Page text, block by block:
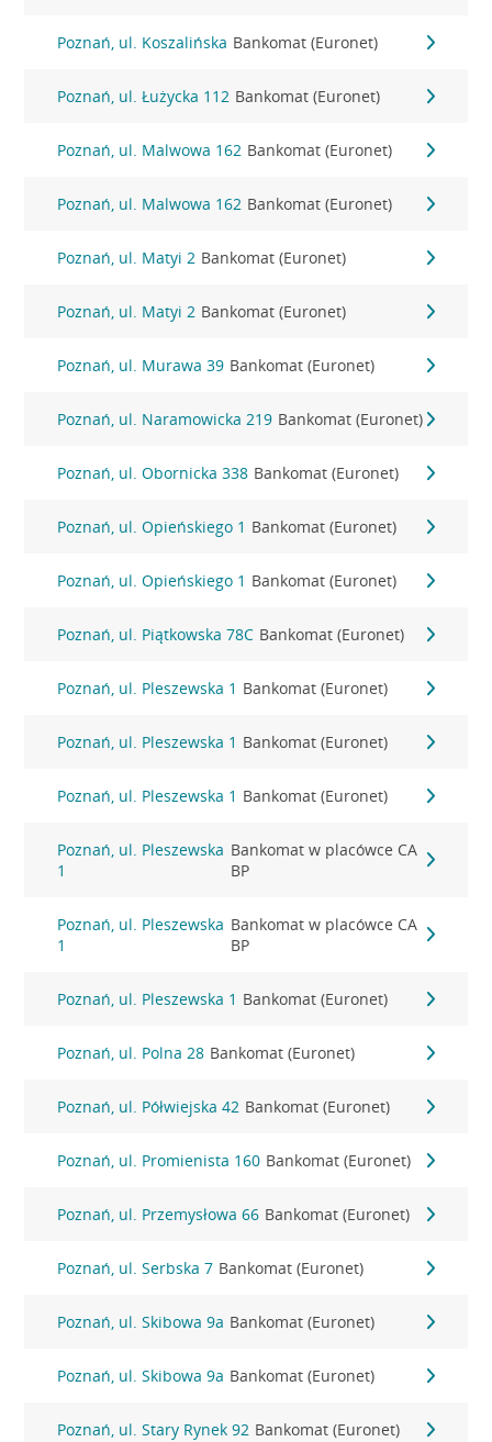
Poznań, ul. Koszalińska Bankomat (Euronet)
Poznań, ul. Łużycka 112 Bankomat (Euronet)
Poznań, ul. Malwowa 162 Bankomat (Euronet)
Poznań, ul. Malwowa 162 Bankomat (Euronet)
Poznań, ul. Matyi 2 Bankomat (Euronet)
Poznań, ul. Matyi 2 Bankomat (Euronet)
Poznań, ul. Murawa 39 Bankomat (Euronet)
Poznań, ul. Naramowicka 219 Bankomat (Euronet)
Poznań, ul. Obornicka 338 Bankomat (Euronet)
Poznań, ul. Opieńskiego 1 Bankomat (Euronet)
Poznań, ul. Opieńskiego 1 Bankomat (Euronet)
Poznań, ul. Piątkowska 78C Bankomat (Euronet)
Poznań, ul. Pleszewska 1 Bankomat (Euronet)
Poznań, ul. Pleszewska 1 Bankomat (Euronet)
Poznań, ul. Pleszewska 1 Bankomat (Euronet)
Poznań, ul. Pleszewska
1
Bankomat w placówce CA
BP
Poznań, ul. Pleszewska
1
Bankomat w placówce CA
BP
Poznań, ul. Pleszewska 1 Bankomat (Euronet)
Poznań, ul. Polna 28 Bankomat (Euronet)
Poznań, ul. Półwiejska 42 Bankomat (Euronet)
Poznań, ul. Promienista 160 Bankomat (Euronet)
Poznań, ul. Przemysłowa 66 Bankomat (Euronet)
Poznań, ul. Serbska 7 Bankomat (Euronet)
Poznań, ul. Skibowa 9a Bankomat (Euronet)
Poznań, ul. Skibowa 9a Bankomat (Euronet)
Poznań, ul. Stary Rynek 92 Bankomat (Euronet)